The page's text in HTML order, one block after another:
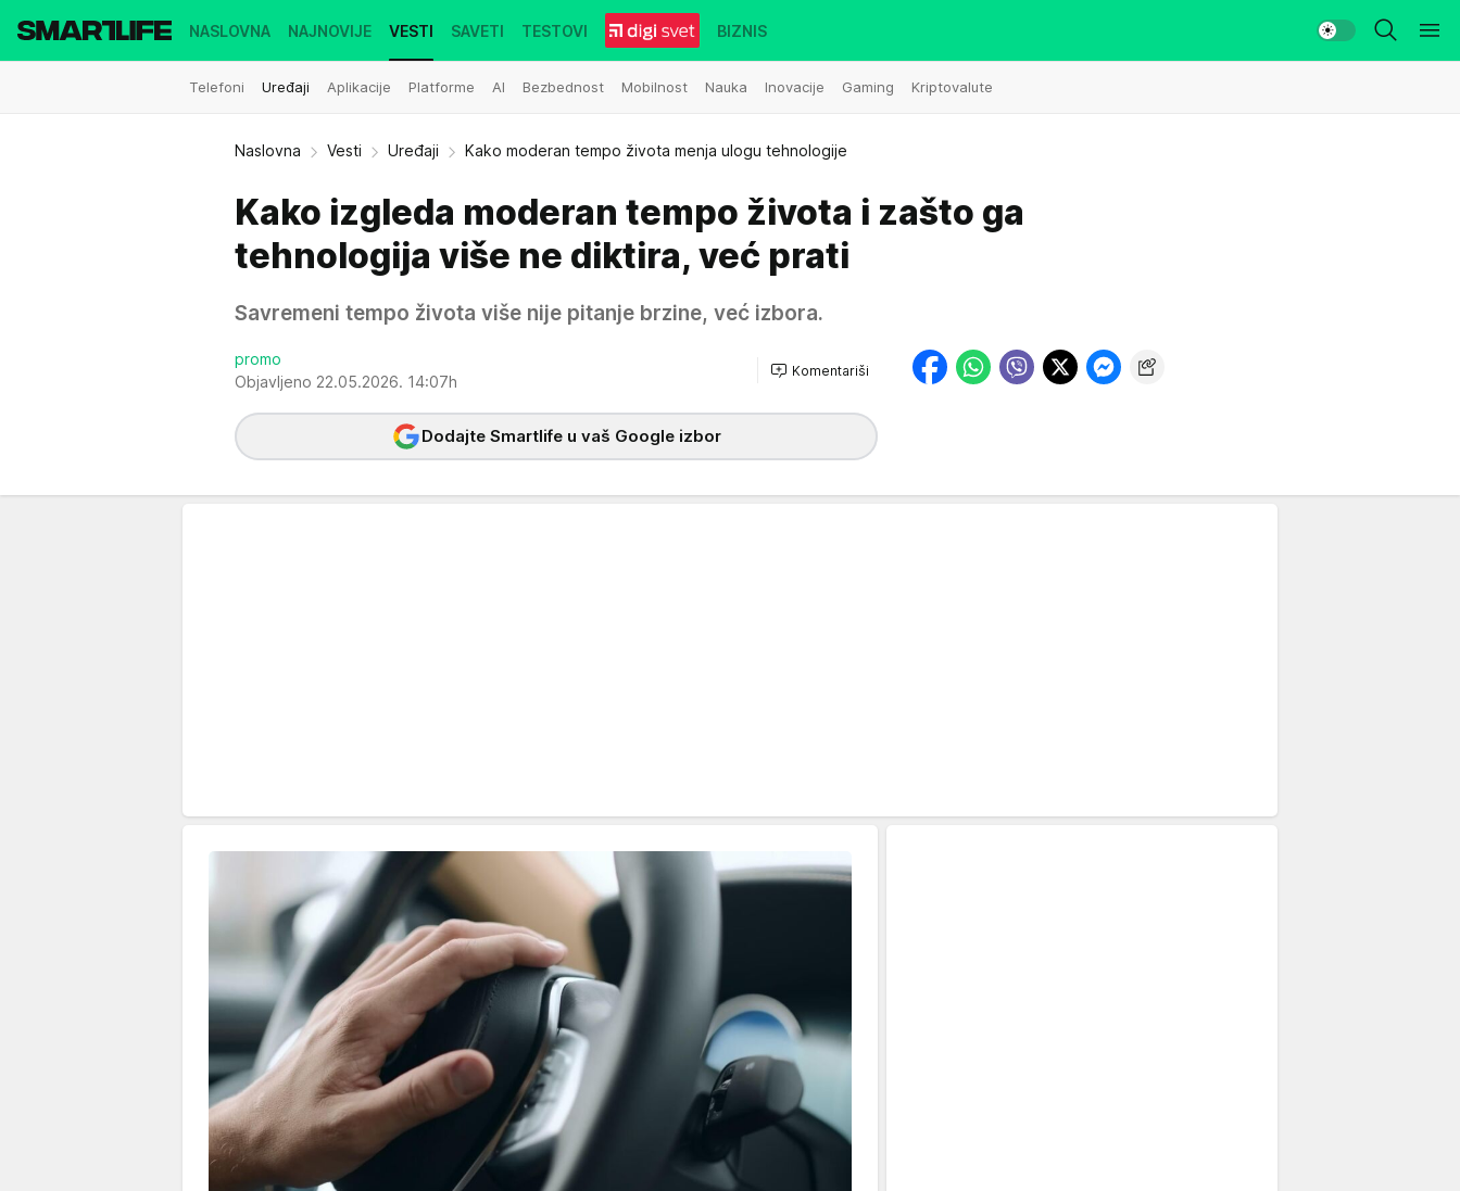
NASLOVNA NAJNOVIJE VESTI
Telefoni Uređaji Aplikacije Platforme AI Bezbednost Mobilnost Nauka Inovacije Gaming Kriptovalute
SAVETI TESTOVI BIZNIS
Naslovna Vesti Uređaji Kako moderan tempo života menja ulogu tehnologije
Kako izgleda moderan tempo života i zašto ga
tehnologija više ne diktira, već prati
Savremeni tempo života više nije pitanje brzine, već izbora.
promo
Objavljeno 22.05.2026. 14:07h
Komentariši
Dodajte Smartlife u vaš Google izbor